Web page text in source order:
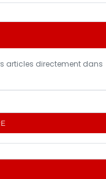
articles directement dans